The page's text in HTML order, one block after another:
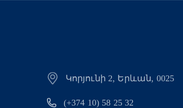
Կորյունի 2, Երևան, 0025
(+374 10) 58 25 32